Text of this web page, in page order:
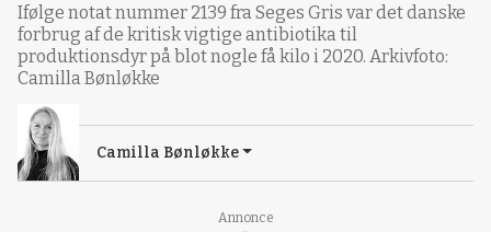
Annonce
Ifølge notat nummer 2139 fra Seges Gris var det danske
forbrug af de kritisk vigtige antibiotika til
produktionsdyr på blot nogle få kilo i 2020. Arkivfoto:
Camilla Bønløkke
Camilla Bønløkke